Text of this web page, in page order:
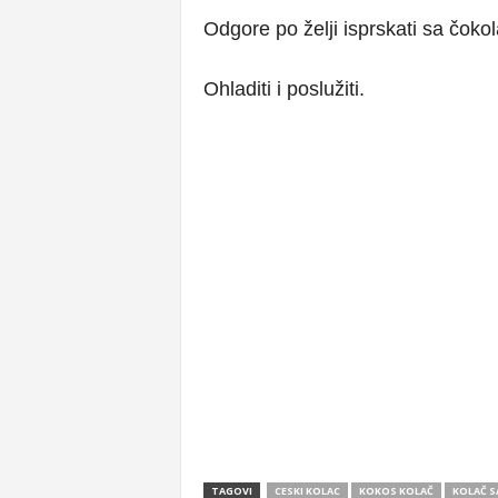
Odgore po želji isprskati sa
Ohladiti i poslužiti.
TAGOVI CESKI KOLAC KOKOS KOLAČ KOLAČ